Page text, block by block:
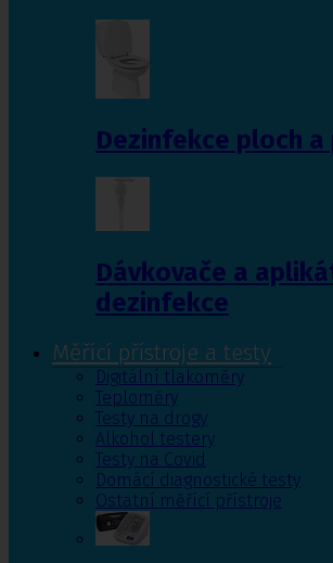
Dezinfekce ploch
Dávkovače a
dezinfekce
Měřící přístroje a testy
Digitální tlakoměry
Teploměry
Testy na drogy
Alkohol testery
Testy na Covid
Domácí diagnostické testy
Ostatní měřící přístroje